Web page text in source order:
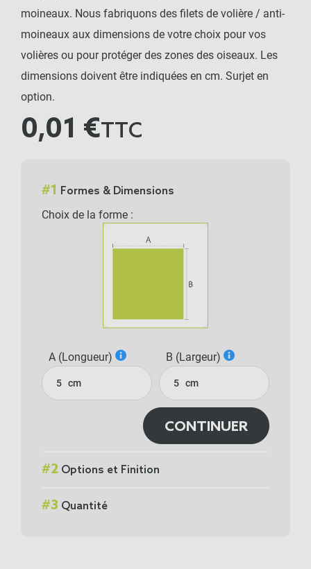
moineaux. Nous fabriquons des filets de volière / anti-
moineaux aux dimensions de votre choix pour vos
volières ou pour protéger des zones des oiseaux. Les
dimensions doivent être indiquées en cm. Surjet en
option.
0,01 €TTC
#1 Formes & Dimensions
Choix de la forme :
A (Longueur)
cm
B (Largeur)
cm
CONTINUER
#2 Options et Finition
#3 Quantité